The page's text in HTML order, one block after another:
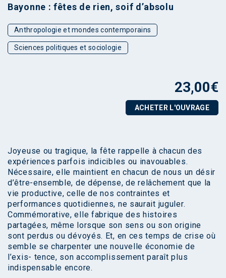
Bayonne : fêtes de rien, soif d’absolu
Anthropologie et mondes contemporains
Sciences politiques et sociologie
23,00€
ACHETER L'OUVRAGE
Joyeuse ou tragique, la fête rappelle à chacun des
expériences parfois indicibles ou inavouables.
Nécessaire, elle maintient en chacun de nous un désir
d’être-ensemble, de dépense, de relâchement que la
vie productive, celle de nos contraintes et
performances quotidiennes, ne saurait juguler.
Commémorative, elle fabrique des histoires
partagées, même lorsque son sens ou son origine
sont perdus ou dévoyés. Et, en ces temps de crise où
semble se charpenter une nouvelle économie de
l’exis- tence, son accomplissement paraît plus
indispensable encore.